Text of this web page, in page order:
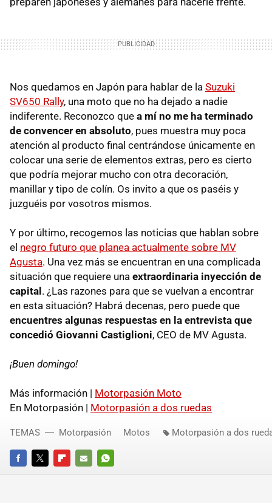
Nos quedamos en Japón para hablar de la Suzuki
SV650 Rally, una moto que no ha dejado a nadie
indiferente. Reconozco que a mí no me ha terminado
de convencer en absoluto, pues muestra muy poca
atención al producto final centrándose únicamente en
colocar una serie de elementos extras, pero es cierto
que podría mejorar mucho con otra decoración,
manillar y tipo de colín. Os invito a que os paséis y
juzguéis por vosotros mismos.
Y por último, recogemos las noticias que hablan sobre
el negro futuro que planea actualmente sobre MV
Agusta. Una vez más se encuentran en una complicada
situación que requiere una extraordinaria inyección de
capital. ¿Las razones para que se vuelvan a encontrar
en esta situación? Habrá decenas, pero puede que
encuentres algunas respuestas en la entrevista que
concedió Giovanni Castiglioni, CEO de MV Agusta.
¡Buen domingo!
Más información | Motorpasión Moto
En Motorpasión | Motorpasión a dos ruedas
FACEBOOKTWITTERFLIPBOARD
E-
WHATSAPP
TEMAS Motorpasión Motos Motorpasión a dos